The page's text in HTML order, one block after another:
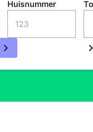
Huisnummer